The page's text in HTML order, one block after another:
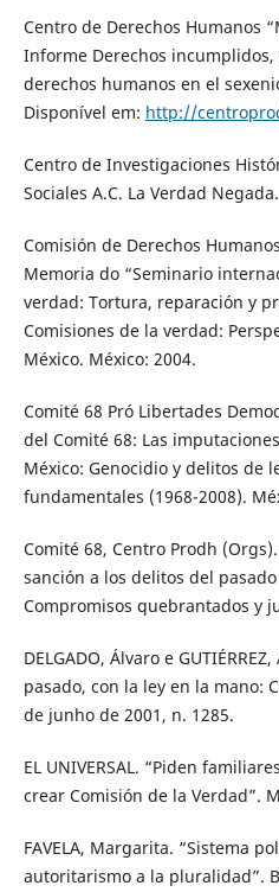
Centro de Derechos Humanos
Informe Derechos incumplidos,
derechos humanos en el
Disponível em: http://
Centro de Investigaciones
Sociales A.C. La Verdad
Comisión de Derechos
Memoria do “Seminario
verdad: Tortura, reparación y
Comisiones de la verdad:
México. México: 2004.
Comité 68 Pró Libertades
del Comité 68: Las
México: Genocidio y delitos de
fundamentales (1968-2008).
Comité 68, Centro Prodh
sanción a los delitos del
Compromisos quebrantados y
DELGADO, Álvaro e
pasado, con la ley en la mano:
de junho de 2001, n. 1285.
EL UNIVERSAL. “Piden
crear Comisión de la Verdad”.
FAVELA, Margarita. “Sistema
autoritarismo a la pluralidad”.